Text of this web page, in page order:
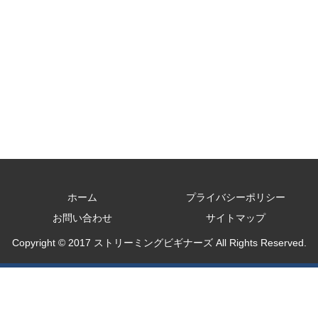
ホーム
プライバシーポリシー
お問い合わせ
サイトマップ
Copyright © 2017 ストリーミングビギナーズ All Rights Reserved.